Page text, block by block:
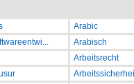
Arabic
Arabisch
Arbeitsrecht